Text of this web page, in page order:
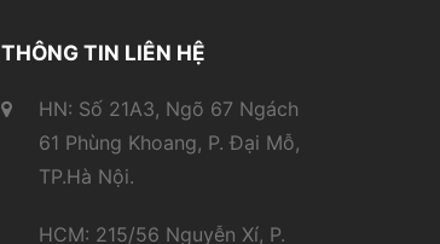
THÔNG TIN LIÊN HỆ
HN: Số 21A3, Ngõ 67 Ngách
61 Phùng Khoang, P. Đại Mỗ,
TP.Hà Nội.
HCM: 215/56 Nguyễn Xí, P.